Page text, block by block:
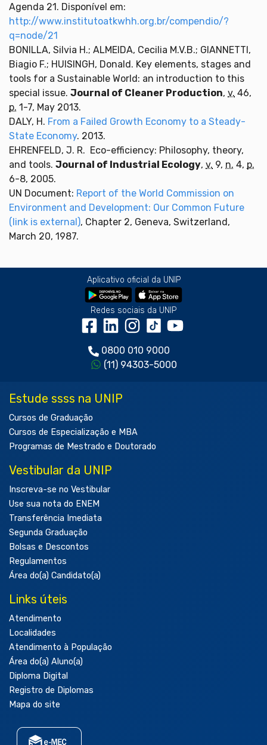
Agenda 21. Disponível em:
http://www.institutoatkwhh.org.br/compendio/?
q=node/21
BONILLA, Silvia H.; ALMEIDA, Cecilia M.V.B.; GIANNETTI,
Biagio F.; HUISINGH, Donald. Key elements, stages and
tools for a Sustainable World: an introduction to this
special issue. Journal of Cleaner Production, v. 46,
p. 1-7, May 2013.
DALY, H. From a Failed Growth Economy to a Steady-
State Economy. 2013.
EHRENFELD, J. R. Eco-efficiency: Philosophy, theory,
and tools. Journal of Industrial Ecology, v. 9, n. 4, p.
6-8, 2005.
UN Document: Report of the World Commission on
Environment and Development: Our Common Future
(link is external), Chapter 2, Geneva, Switzerland,
March 20, 1987.
Aplicativo oficial da UNIP
Redes sociais da UNIP
0800 010 9000
(11) 94303-5000
Estude ssss na UNIP
Cursos de Graduação
Cursos de Especialização e MBA
Programas de Mestrado e Doutorado
Vestibular da UNIP
Inscreva-se no Vestibular
Use sua nota do ENEM
Transferência Imediata
Segunda Graduação
Bolsas e Descontos
Regulamentos
Área do(a) Candidato(a)
Links úteis
Atendimento
Localidades
Atendimento à População
Área do(a) Aluno(a)
Diploma Digital
Registro de Diplomas
Mapa do site